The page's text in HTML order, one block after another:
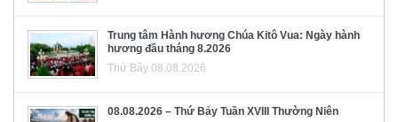
Trung tâm Hành hương Chúa Kitô Vua: Ngày hành
hương đầu tháng 8.2026
Thứ Bảy 08.08.2026
08.08.2026 – Thứ Bảy Tuần XVIII Thường Niên